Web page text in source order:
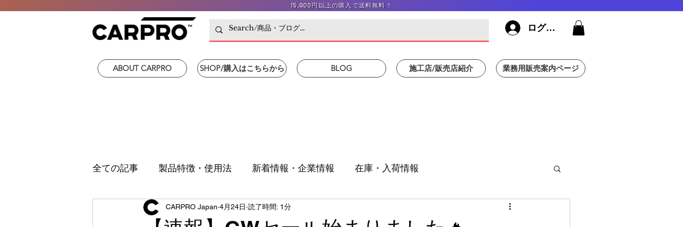
15,000円以上の購入で送料無料！
ログイン
ABOUT CARPRO SHOP/購入はこちらから BLOG 施工店/販売店紹介 業務用販売案内ページ
全ての記事 製品特徴・使用法 新着情報・企業情報 在庫・入荷情報
CARPRO Japan 4月24日 読了時間: 1分